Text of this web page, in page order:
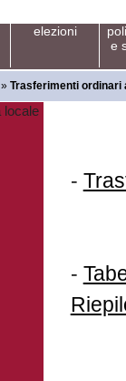
elezioni
e
» Trasferimenti ordinari
-
-